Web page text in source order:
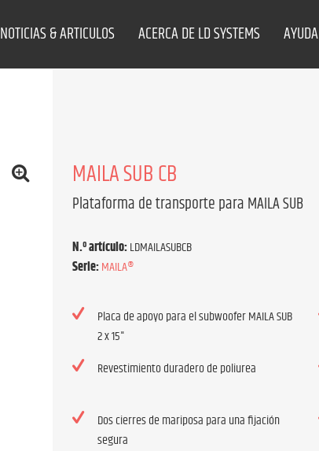
NOTICIAS & ARTICULOS ACERCA DE LD SYSTEMS AYUDA
MAILA SUB CB
Plataforma de transporte para MAILA SUB
N.º artículo:LDMAILASUBCB
Serie:MAILA®
Placa de apoyo para el subwoofer MAILA SUB
2 x 15"
Revestimiento duradero de poliurea
Dos cierres de mariposa para una fijación
segura